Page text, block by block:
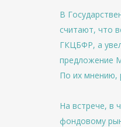
В
считают, что
ГКЦБФР, а
предложение
По их мнению,
На встрече, в
фондовому